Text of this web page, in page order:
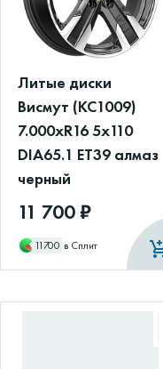
Литые диски
Висмут (КС1009)
7.000xR16 5x110
DIA65.1 ET39 алмаз
черный
11 700 ₽
11700 в Сплит